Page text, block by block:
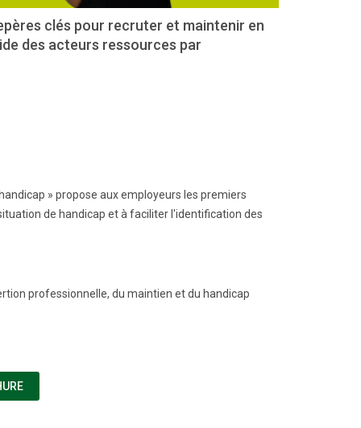
clés pour recruter et maintenir en
des acteurs ressources par
» propose aux employeurs les premiers
de handicap et à faciliter l'identification des
professionnelle, du maintien et du handicap
(NOUVELLE FENÊTRE)